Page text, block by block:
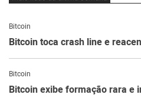
Bitcoin
Bitcoin toca crash line e
Bitcoin
Bitcoin exibe formação rara e